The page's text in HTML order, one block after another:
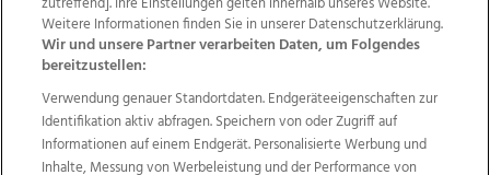
Datenschutz
Impressum
AGB Anzeigekunden
AGB Website
Ehrenkodex Politische Werbung
Weitere Angebote des Medienhauses Wimmer
TV1 di-mog-i.at OÖNow
Ischler Woche
Life Radio
OÖNachrichten OÖN Immobilien
Weitere Informationen finden Sie in unserer Datenschutzerklärung.
Wir und unsere Partner verarbeiten Daten, um Folgendes
bereitzustellen:
Verwendung genauer Standortdaten. Endgeräteeigenschaften zur
Identifikation aktiv abfragen. Speichern von oder Zugriff auf
Informationen auf einem Endgerät. Personalisierte Werbung und
Inhalte, Messung von Werbeleistung und der Performance von